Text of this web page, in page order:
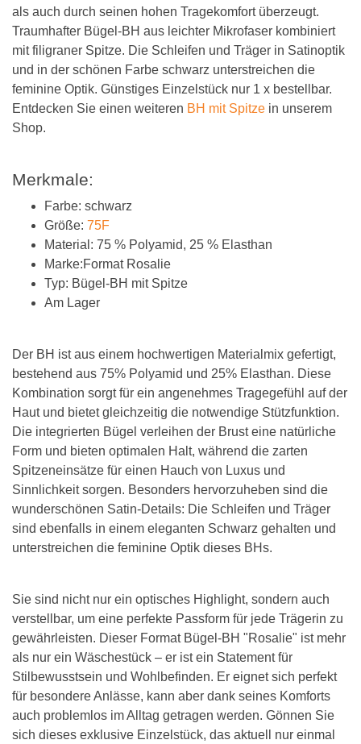
als auch durch seinen hohen Tragekomfort überzeugt.
Traumhafter Bügel-BH aus leichter Mikrofaser kombiniert
mit filigraner Spitze. Die Schleifen und Träger in Satinoptik
und in der schönen Farbe schwarz unterstreichen die
feminine Optik. Günstiges Einzelstück nur 1 x bestellbar.
Entdecken Sie einen weiteren BH mit Spitze in unserem
Shop.
Merkmale:
Farbe: schwarz
Größe: 75F
Material: 75 % Polyamid, 25 % Elasthan
Marke:Format Rosalie
Typ: Bügel-BH mit Spitze
Am Lager
Der BH ist aus einem hochwertigen Materialmix gefertigt,
bestehend aus 75% Polyamid und 25% Elasthan. Diese
Kombination sorgt für ein angenehmes Tragegefühl auf der
Haut und bietet gleichzeitig die notwendige Stützfunktion.
Die integrierten Bügel verleihen der Brust eine natürliche
Form und bieten optimalen Halt, während die zarten
Spitzeneinsätze für einen Hauch von Luxus und
Sinnlichkeit sorgen. Besonders hervorzuheben sind die
wunderschönen Satin-Details: Die Schleifen und Träger
sind ebenfalls in einem eleganten Schwarz gehalten und
unterstreichen die feminine Optik dieses BHs.
Sie sind nicht nur ein optisches Highlight, sondern auch
verstellbar, um eine perfekte Passform für jede Trägerin zu
gewährleisten. Dieser Format Bügel-BH "Rosalie" ist mehr
als nur ein Wäschestück – er ist ein Statement für
Stilbewusstsein und Wohlbefinden. Er eignet sich perfekt
für besondere Anlässe, kann aber dank seines Komforts
auch problemlos im Alltag getragen werden. Gönnen Sie
sich dieses exklusive Einzelstück, das aktuell nur einmal